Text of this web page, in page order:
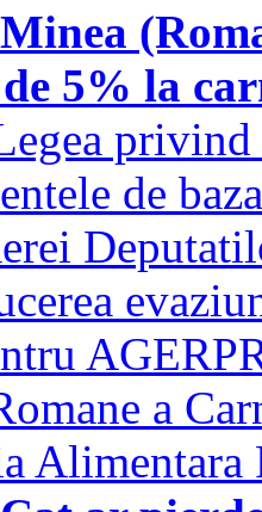
Minea
5% la
privind
de
a